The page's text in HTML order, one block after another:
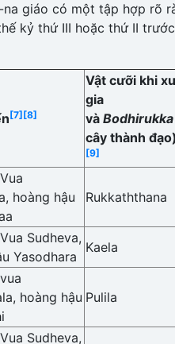
na giáo có một tập hợp rõ
kỷ thứ III hoặc thứ II
[7][8]
Vật cưỡi khi
gia
và Bodhirukka
cây thành đạo)
[9]
hoàng hậu
Rukkaththana
Sudheva,
Yasodhara
Kaela
hoàng hậu Pulila
Sudheva,